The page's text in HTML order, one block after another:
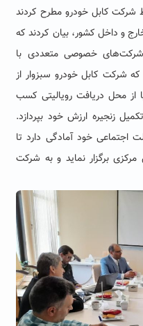
شرکت کابل خودرو مطرح کردند
و داخل کشور، بیان کردند که
شرکت‌های خصوصی متعددی با
شرکت کابل خودرو سبزوار از
محل دریافت رویالیتی کسب
زنجیره ارزش خود بپردازد.
اجتماعی خود آمادگی دارد تا
برگزار نماید و به شرکت